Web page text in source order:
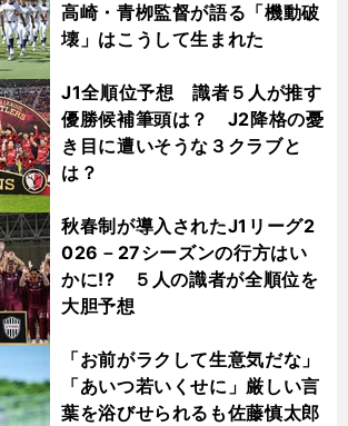
高崎・青栁監督が語る「機動破
壊」はこうして生まれた
J1全順位予想 識者５人が推す
優勝候補筆頭は？ J2降格の憂
き目に遭いそうな３クラブと
は？
秋春制が導入されたJ1リーグ2
026－27シーズンの行方はい
かに!? ５人の識者が全順位を
大胆予想
「お前がラクして生意気だな」
「あいつ若いくせに」厳しい言
葉を浴びせられるも佐藤慎太郎